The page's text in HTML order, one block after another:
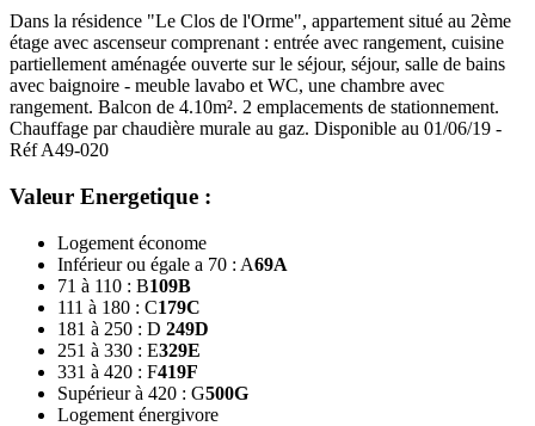
Dans la résidence "Le Clos de l'Orme", appartement situé au 2ème
étage avec ascenseur comprenant : entrée avec rangement, cuisine
partiellement aménagée ouverte sur le séjour, séjour, salle de bains
avec baignoire - meuble lavabo et WC, une chambre avec
rangement. Balcon de 4.10m². 2 emplacements de stationnement.
Chauffage par chaudière murale au gaz. Disponible au 01/06/19 -
Réf A49-020
Valeur Energetique :
Logement économe
Inférieur ou égale a 70 : A69A
71 à 110 : B109B
111 à 180 : C179C
181 à 250 : D 249D
251 à 330 : E329E
331 à 420 : F419F
Supérieur à 420 : G500G
Logement énergivore